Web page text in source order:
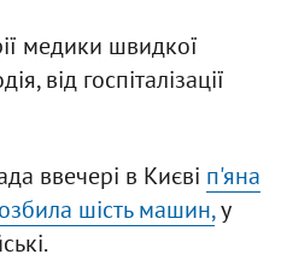
медики швидкої
від госпіталізації
ввечері в Києві п'яна
шість машин,у